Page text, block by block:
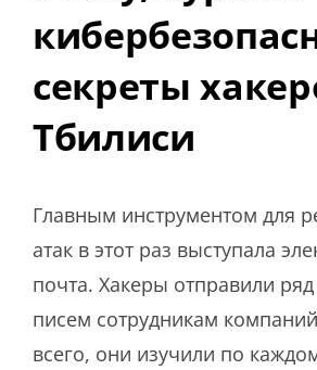
секреты
Тбилиси
Главным инструментом для
атак в этот раз выступала
почта. Хакеры отправили
писем сотрудникам
всего, они изучили по